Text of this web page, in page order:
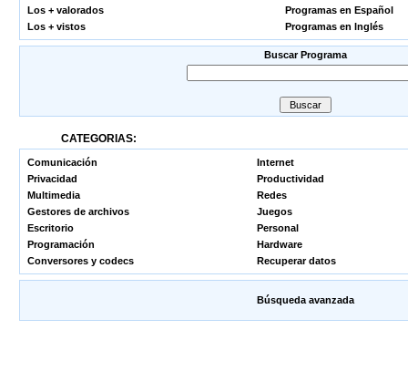
Los + valorados
Programas en Español
Los + vistos
Programas en Inglés
Buscar Programa
CATEGORIAS:
Comunicación
Internet
Privacidad
Productividad
Multimedia
Redes
Gestores de archivos
Juegos
Escritorio
Personal
Programación
Hardware
Conversores y codecs
Recuperar datos
Búsqueda avanzada